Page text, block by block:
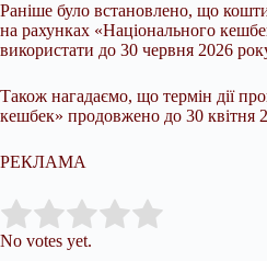
Раніше було встановлено, що
на рахунках «Національного
використати до 30 червня 2026
Також нагадаємо, що термін дії
кешбек» продовжено до 30 квітня
РЕКЛАМА
Rate this item:
No votes yet.